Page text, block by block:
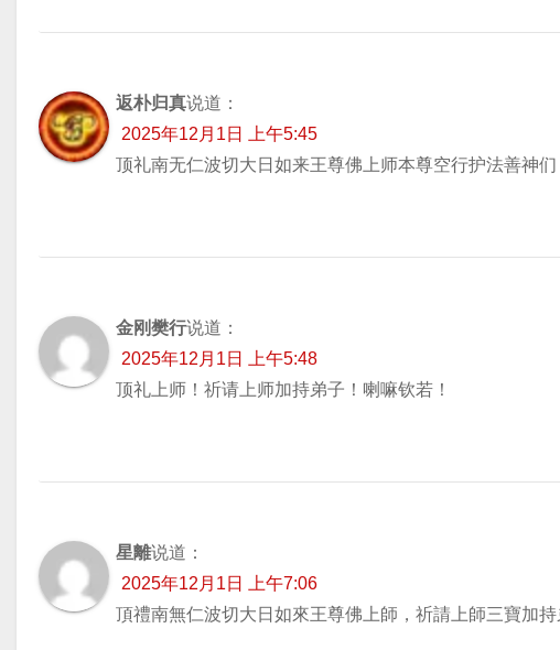
返朴归真说道：
2025年12月1日 上午5:45
顶礼南无仁波切大日如来王尊佛上师本尊空行护法善神
金刚樊行说道：
2025年12月1日 上午5:48
顶礼上师！祈请上师加持弟子！喇嘛钦若！
星離说道：
2025年12月1日 上午7:06
頂禮南無仁波切大日如來王尊佛上師，祈請上師三寶加持